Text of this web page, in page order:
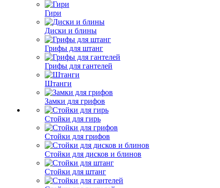
Гири
Диски и блины
Грифы для штанг
Грифы для гантелей
Штанги
Замки для грифов
Стойки для гирь
Стойки для грифов
Стойки для дисков и блинов
Стойки для штанг